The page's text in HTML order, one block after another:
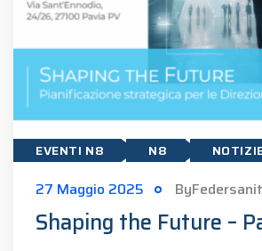
EVENTI N8 N8
27 Maggio 2025
Shaping the Future –